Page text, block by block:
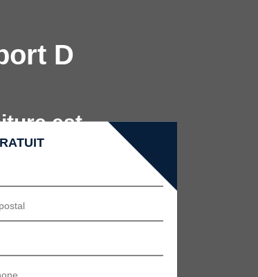
D
est
bénéficierez de la
un matériel innovant et
ferons en sorte de
peut également